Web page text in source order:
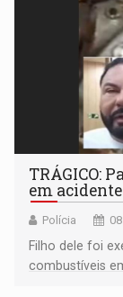
TRÁGICO:
em
Polícia
Filho dele foi
combustíveis